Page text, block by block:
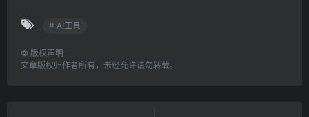
# AI工具
© 版权声明
文章版权归作者所有，未经允许请勿转载。